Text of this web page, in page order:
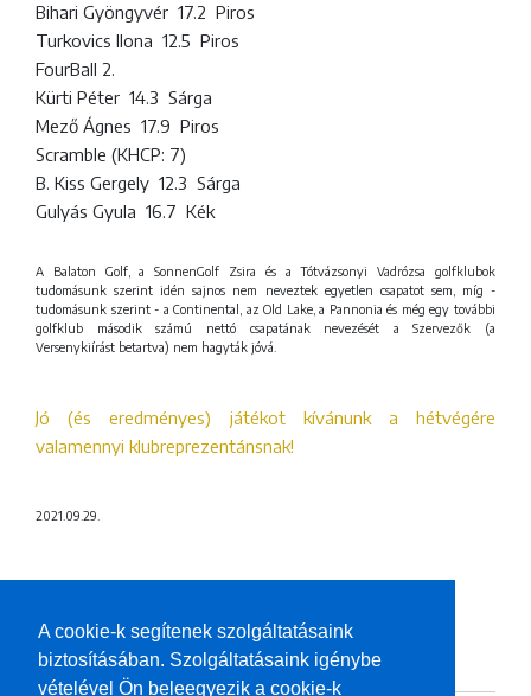
A cookie-k segítenek szolgáltatásaink
biztosításában. Szolgáltatásaink igénybe
vételével Ön beleegyezik a cookie-k
Bihari Gyöngyvér 17.2 Piros
Turkovics Ilona 12.5 Piros
FourBall 2.
Kürti Péter 14.3 Sárga
Mező Ágnes 17.9 Piros
Scramble (KHCP: 7)
B. Kiss Gergely 12.3 Sárga
Gulyás Gyula 16.7 Kék
A Balaton Golf, a SonnenGolf Zsira és a Tótvázsonyi Vadrózsa golfklubok
tudomásunk szerint idén sajnos nem neveztek egyetlen csapatot sem, míg -
tudomásunk szerint - a Continental, az Old Lake, a Pannonia és még egy további
golfklub második számú nettó csapatának nevezését a Szervezők (a
Versenykiírást betartva) nem hagyták jóvá.
Jó (és eredményes) játékot kívánunk a hétvégére
valamennyi klubreprezentánsnak!
2021.09.29.
HOZZÁSZÓLÁSOK